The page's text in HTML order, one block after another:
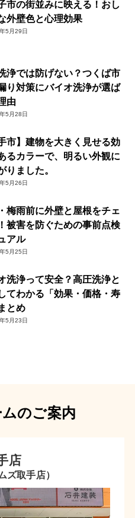
市の街並みに映える！おし
外壁色と心理効果
5月29日
浄では防げない？つくば市
り対策にバイオ洗浄が選ば
由
5月28日
市】建物を大きく見せる効
るカラーで、明るい外観に
りました。
5月26日
梅雨前に外壁と屋根をチェ
被害を防ぐための事前点検
アル
5月25日
洗浄って安全？高圧洗浄と
てわかる「効果・価格・寿
とめ
5月23日
のご案内
店
ズ取手店）